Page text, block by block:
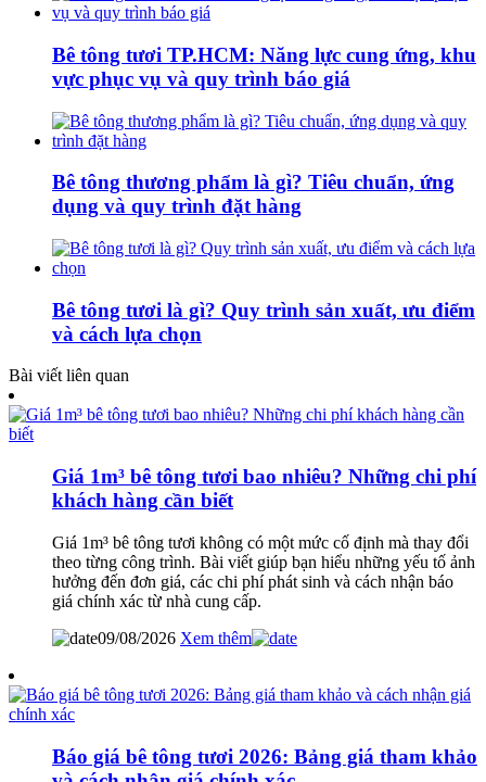
Bê tông tươi TP.HCM: Năng lực cung ứng, khu
vực phục vụ và quy trình báo giá
Bê tông thương phẩm là gì? Tiêu chuẩn, ứng
dụng và quy trình đặt hàng
Bê tông tươi là gì? Quy trình sản xuất, ưu điểm
và cách lựa chọn
Bài viết liên quan
Giá 1m³ bê tông tươi bao nhiêu? Những chi phí
khách hàng cần biết
Giá 1m³ bê tông tươi không có một mức cố định mà thay đổi
theo từng công trình. Bài viết giúp bạn hiểu những yếu tố ảnh
hưởng đến đơn giá, các chi phí phát sinh và cách nhận báo
giá chính xác từ nhà cung cấp.
09/08/2026 Xem thêm
Báo giá bê tông tươi 2026: Bảng giá tham khảo